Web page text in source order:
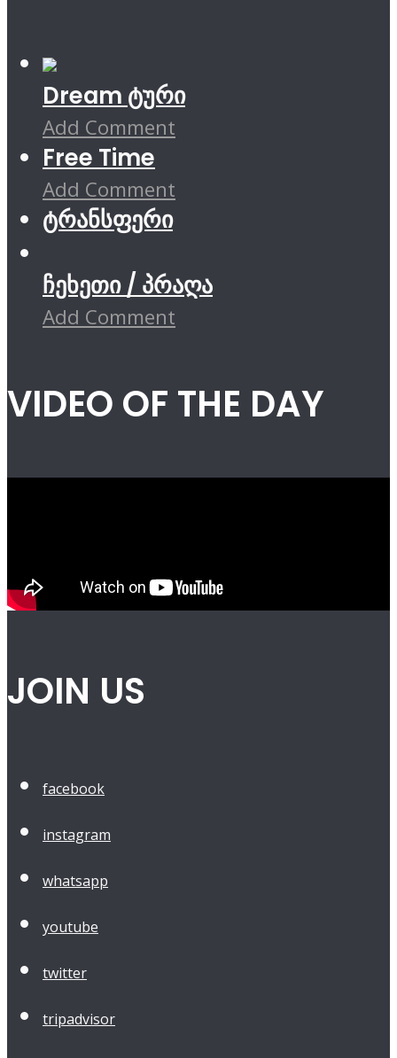
Dream ტური
Add Comment
Free Time
Add Comment
ტრანსფერი
ჩეხეთი / პრაღა
Add Comment
VIDEO OF THE DAY
JOIN US
facebook
instagram
whatsapp
youtube
twitter
tripadvisor